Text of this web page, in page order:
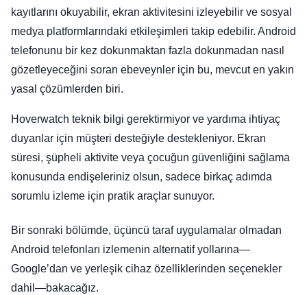
kayıtlarını okuyabilir, ekran aktivitesini izleyebilir ve sosyal
medya platformlarındaki etkileşimleri takip edebilir. Android
telefonunu bir kez dokunmaktan fazla dokunmadan nasıl
gözetleyeceğini soran ebeveynler için bu, mevcut en yakın
yasal çözümlerden biri.
Hoverwatch teknik bilgi gerektirmiyor ve yardıma ihtiyaç
duyanlar için müşteri desteğiyle destekleniyor. Ekran
süresi, şüpheli aktivite veya çocuğun güvenliğini sağlama
konusunda endişeleriniz olsun, sadece birkaç adımda
sorumlu izleme için pratik araçlar sunuyor.
Bir sonraki bölümde, üçüncü taraf uygulamalar olmadan
Android telefonları izlemenin alternatif yollarına—
Google’dan ve yerleşik cihaz özelliklerinden seçenekler
dahil—bakacağız.